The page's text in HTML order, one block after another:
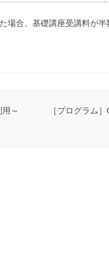
合、基礎講座受講料が半
～
［プログラム